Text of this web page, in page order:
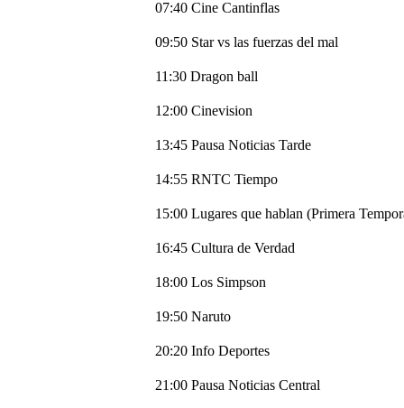
07:40 Cine Cantinflas
09:50 Star vs las fuerzas del mal
11:30 Dragon ball
12:00 Cinevision
13:45 Pausa Noticias Tarde
14:55 RNTC Tiempo
15:00 Lugares que hablan (Primera
16:45 Cultura de Verdad
18:00 Los Simpson
19:50 Naruto
20:20 Info Deportes
21:00 Pausa Noticias Central